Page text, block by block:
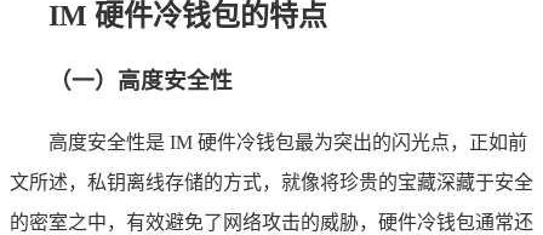
IM 硬件冷钱包的特点
（一）高度安全性
高度安全性是 IM 硬件冷钱包最为突出的闪光点，正如前
文所述，私钥离线存储的方式，就像将珍贵的宝藏深藏于安全
的密室之中，有效避免了网络攻击的威胁，硬件冷钱包通常还